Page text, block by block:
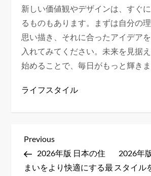
新しい価値観やデザインは、すぐ
るものもあります。まずは自分の
思い描き、それに合ったアイデア
入れてみてください。未来を見据
始めることで、毎日がもっと輝きま
ライフスタイル
P
o
Previous
Post
Previous
2026年版 日本の住
まいをより快適にする最
2026年
スタイル